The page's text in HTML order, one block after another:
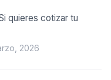
quieres cotizar tu
2026